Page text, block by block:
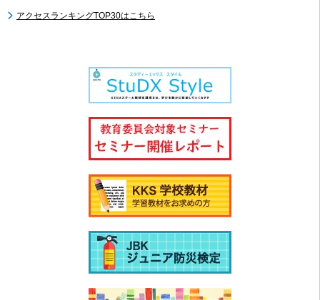
アクセスランキングTOP30はこちら